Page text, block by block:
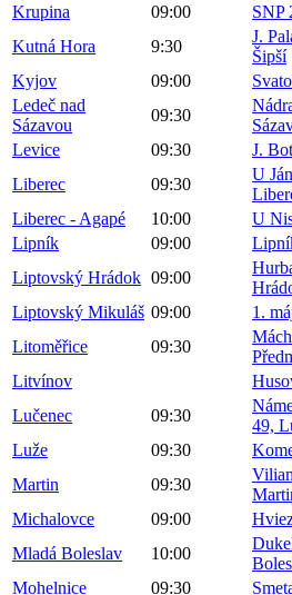
Krupina
09:00
SNP
Kutná Hora
9:30
J.
Šipší
Kyjov
09:00
Ledeč nad
Sázavou
09:30
Levice
09:30
J.
Liberec
09:30
U
Liberec - Agapé
10:00
U
Lipník
09:00
Liptovský Hrádok 09:00
Liptovský Mikuláš 09:00
1.
Litoměřice
09:30
Litvínov
Lučenec
09:30
49,
Luže
09:30
Martin
09:30
Michalovce
09:00
Mladá Boleslav
10:00
Mohelnice
09:30